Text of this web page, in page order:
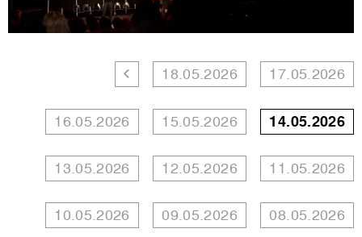
18.05.2026 17.05.2026
16.05.2026 15.05.2026 14.05.2026
13.05.2026 12.05.2026 11.05.2026
10.05.2026 09.05.2026 08.05.2026